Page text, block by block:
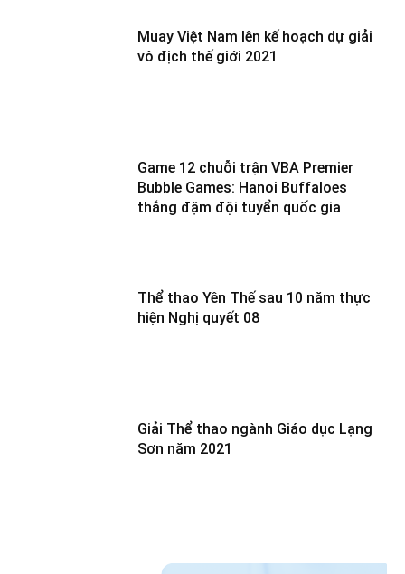
Muay Việt Nam lên kế hoạch dự giải
vô địch thế giới 2021
Game 12 chuỗi trận VBA Premier
Bubble Games: Hanoi Buffaloes
thắng đậm đội tuyển quốc gia
Thể thao Yên Thế sau 10 năm thực
hiện Nghị quyết 08
Giải Thể thao ngành Giáo dục Lạng
Sơn năm 2021